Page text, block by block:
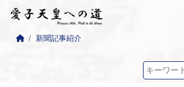
新聞記事紹介